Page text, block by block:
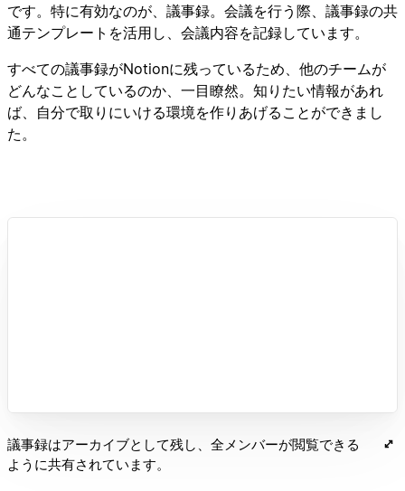
です。特に有効なのが、議事録。会議を行う際、議事録の共
通テンプレートを活用し、会議内容を記録しています。
すべての議事録がNotionに残っているため、他のチームが
どんなことしているのか、一目瞭然。知りたい情報があれ
ば、自分で取りにいける環境を作りあげることができまし
た。
議事録はアーカイブとして残し、全メンバーが閲覧できる
ように共有されています。